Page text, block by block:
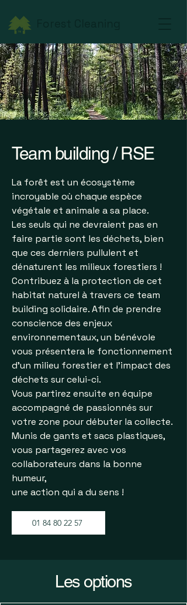
Team building / RSE
La forêt est un écosystème
incroyable où chaque espèce
végétale et animale a sa place.
Les seuls qui ne devraient pas en
faire partie sont les déchets, bien
que ces derniers pullulent et
dénaturent les milieux forestiers !
Contribuez à la protection de cet
habitat naturel à travers ce team
building solidaire. Afin de prendre
conscience des enjeux
environnementaux, un bénévole
vous présentera le fonctionnement
d’un milieu forestier et l’impact des
déchets sur celui-ci.
Vous partirez ensuite en équipe
accompagné de passionnés sur
votre zone pour débuter la collecte.
Munis de gants et sacs plastiques,
vous partagerez avec vos
collaborateurs dans la bonne
humeur,
une action qui a du sens !
01 84 80 22 57
Les options